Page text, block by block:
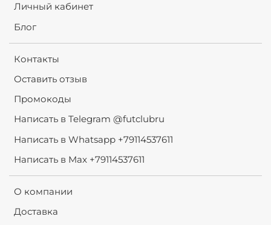
Личный кабинет
Блог
Контакты
Оставить отзыв
Промокоды
Написать в Telegram @futclubru
Написать в Whatsapp +79114537611
Написать в Max +79114537611
О компании
Доставка